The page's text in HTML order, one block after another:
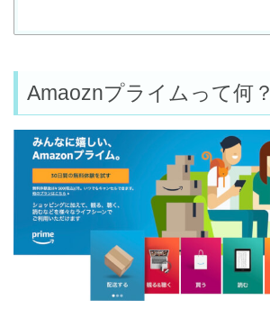
Amaoznプライムって何？